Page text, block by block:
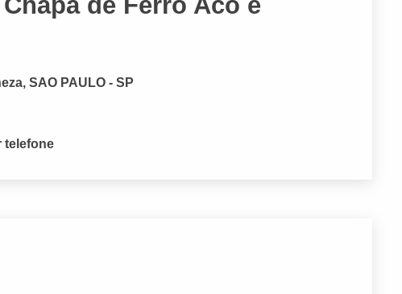
SAO PAULO - SP
telefone